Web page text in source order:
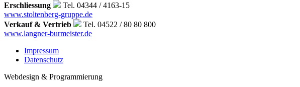
Erschliessung
Tel. 04344 / 4163-15
www.stoltenberg-gruppe.de
Verkauf & Vertrieb
Tel. 04522 / 80 80 800
www.langner-burmeister.de
Impressum
Datenschutz
Webdesign & Programmierung